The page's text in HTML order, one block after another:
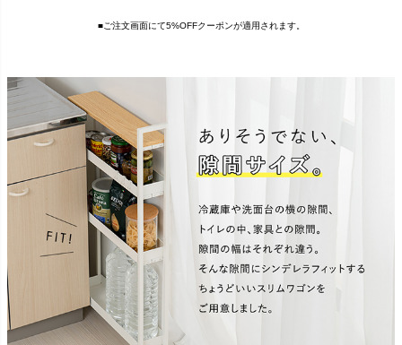
■ご注文画面にて5%OFFクーポンが適用されます。